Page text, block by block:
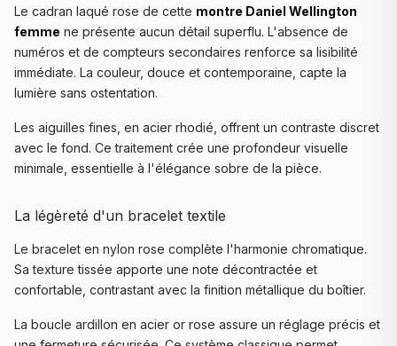
Le cadran laqué rose de cette montre Daniel Wellington
femme ne présente aucun détail superflu. L'absence de
numéros et de compteurs secondaires renforce sa lisibilité
immédiate. La couleur, douce et contemporaine, capte la
lumière sans ostentation.
Les aiguilles fines, en acier rhodié, offrent un contraste discret
avec le fond. Ce traitement crée une profondeur visuelle
minimale, essentielle à l'élégance sobre de la pièce.
La légèreté d'un bracelet textile
Le bracelet en nylon rose complète l'harmonie chromatique.
Sa texture tissée apporte une note décontractée et
confortable, contrastant avec la finition métallique du boîtier.
La boucle ardillon en acier or rose assure un réglage précis et